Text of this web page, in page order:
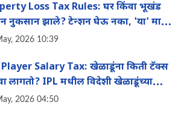
Loss Tax Rules: घर किंवा भूखंड
नुकसान झाले? टेन्शन घेऊ नका, 'या' मार्गाने
शकता तुमचा इन्कम टॅक्स
2026 10:39
Salary Tax: खेळाडूंना किती टॅक्स
लागतो? IPL मधील विदेशी खेळाडूंच्या
'हे' आहे टॅक्स गणित
2026 04:50